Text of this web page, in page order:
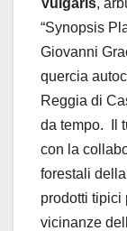
“Synopsis
Giovanni
quercia
Reggia di
da tempo.
con la
forestali
prodotti tipici
vicinanze